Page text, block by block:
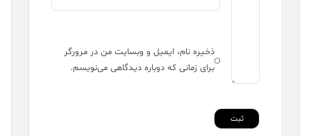
ذخیره نام، ایمیل و وبسایت من در مرورگر
برای زمانی که دوباره دیدگاهی می‌نویسم.